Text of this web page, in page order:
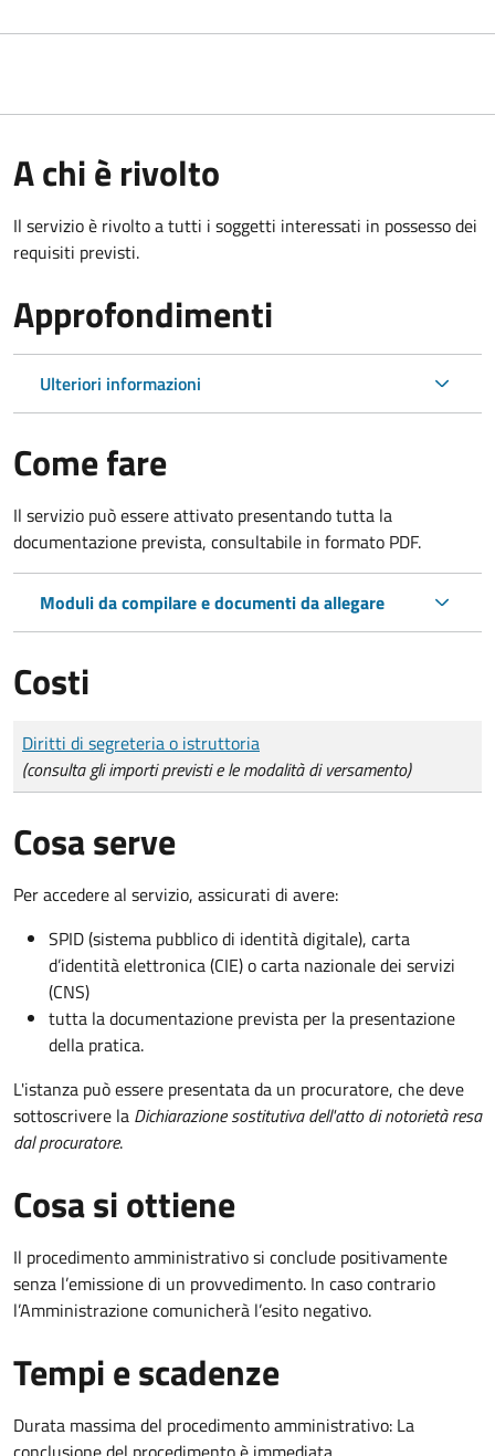
A chi è rivolto
Il servizio è rivolto a tutti i soggetti interessati in possesso dei
requisiti previsti.
Approfondimenti
Ulteriori informazioni
Come fare
Il servizio può essere attivato presentando tutta la
documentazione prevista, consultabile in formato PDF.
Moduli da compilare e documenti da allegare
Costi
Tipo di pagamento
Importo
Diritti di segreteria o istruttoria
(consulta gli importi previsti e le modalità di versamento)
Cosa serve
Per accedere al servizio, assicurati di avere:
SPID (sistema pubblico di identità digitale), carta
d’identità elettronica (CIE) o carta nazionale dei servizi
(CNS)
tutta la documentazione prevista per la presentazione
della pratica.
L'istanza può essere presentata da un procuratore, che deve
sottoscrivere la Dichiarazione sostitutiva dell'atto di notorietà resa
dal procuratore.
Cosa si ottiene
Il procedimento amministrativo si conclude positivamente
senza l’emissione di un provvedimento. In caso contrario
l’Amministrazione comunicherà l’esito negativo.
Tempi e scadenze
Durata massima del procedimento amministrativo: La